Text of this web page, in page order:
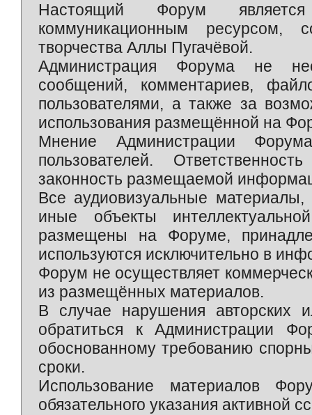
Настоящий Форум является
коммуникационным ресурсом,
творчества Аллы Пугачёвой.
Администрация Форума не
сообщений, комментариев,
пользователями, а также за
использования размещённой на
Мнение Администрации
пользователей.
законность размещаемой
Все аудиовизуальные
иные объекты
размещены на Форуме,
используются исключительно в
Форум не осуществляет
из размещённых материалов.
В случае нарушения авторских
обратиться к Администрации
обоснованному требованию
сроки.
Использование материалов
обязательного указания активной